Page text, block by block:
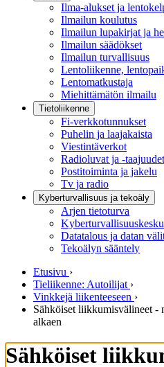
Ilma-alukset ja
Ilmailun koulutus
Ilmailun lupakirjat ja
Ilmailun säädökset
Ilmailun turvallisuus
Lentoliikenne,
Lentomatkustaja
Miehittämätön ilmailu
Tietoliikenne
Fi-verkkotunnukset
Puhelin ja laajakaista
Viestintäverkot
Radioluvat ja -taajuudet
Postitoiminta ja jakelu
Tv ja radio
Kyberturvallisuus ja tekoäly
Arjen tietoturva
Datatalous ja datan
Tekoälyn sääntely
Etusivu ›
Tieliikenne: Autoilijat ›
Vinkkejä liikenteeseen ›
Sähköiset liikkumisvälineet
alkaen
Sähköiset